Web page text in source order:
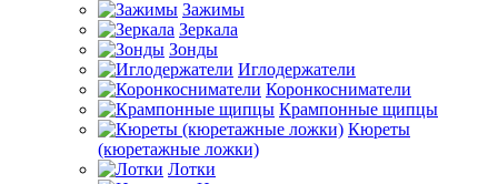
Зажимы
Зеркала
Зонды
Иглодержатели
Коронкосниматели
Крампонные щипцы
Кюреты
(кюретажные ложки)
Лотки